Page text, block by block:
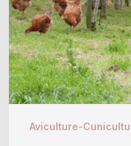
Aviculture-
des
règles
pour
la
production
plein